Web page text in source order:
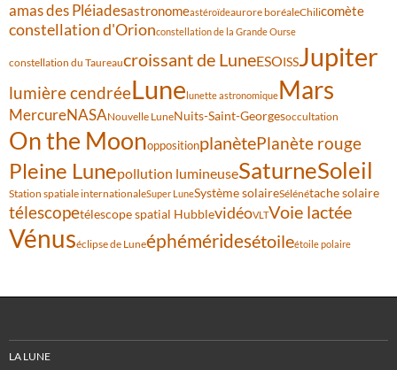
amas des Pléiadesastronomeastéroïdeaurore boréaleChilicomète
constellation d'Orionconstellation de la Grande Ourse
constellation du Taureaucroissant de LuneESOISSJupiter
lumière cendréeLune lunette astronomiqueMars
MercureNASANouvelle LuneNuits-Saint-Georgesoccultation
On the MoonoppositionplanètePlanète rouge
Pleine Lunepollution lumineuseSaturneSoleil
Station spatiale internationaleSuper LuneSystème solaireSélénétache solaire
télescopetélescope spatial HubblevidéoVLTVoie lactée
Vénuséclipse de Luneéphéméridesétoileétoile polaire
LA LUNE